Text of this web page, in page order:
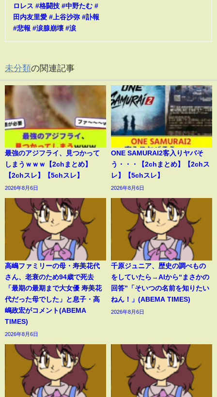
ロレス #格闘技 #中野たむ #
田内友里愛 #上谷沙弥 #訃報
#悲報 #涙腺崩壊 #涙
未分類の関連記事
最強のアジフライ、見つかって
しまうｗｗｗ【2chまとめ】
【2chスレ】【5chスレ】
2026年8月6日
ONE SAMURAI2客入りヤバそ
う・・・【2chまとめ】【2chス
レ】【5chスレ】
2026年8月6日
高嶋ファミリーの母・寿美花代
さん、老衰のため94歳で死去
「最期の最期まで大女優 寿美花
代だった母でした」と息子・高
嶋政宏がコメント(ABEMA
TIMES)
2026年8月6日
千原ジュニア、歴史の調べもの
をしていたら→AIから“まさかの
回答”「そいつの名前を知りたい
ねん！」(ABEMA TIMES)
2026年8月6日